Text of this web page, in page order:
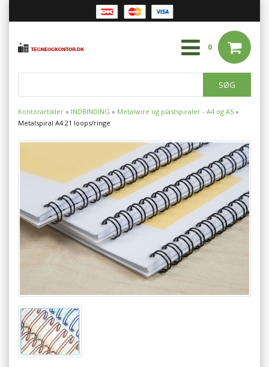
0
Kontorartikler » INDBINDING » Metalwire og plastspiraler - A4 og A5 »
Metalspiral A4 21 loops/ringe